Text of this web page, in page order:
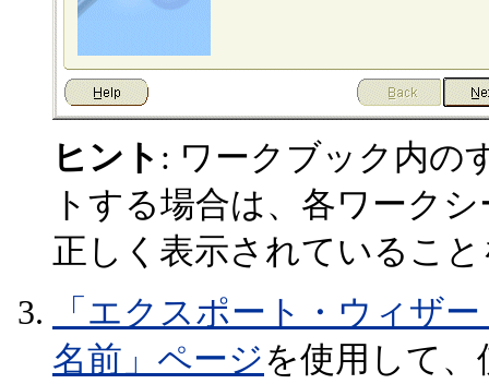
ヒント : ワークブック内の
トする場合は、各ワーク
正しく表示されているこ
「エクスポート・ウィザ
名前」ページを使用して